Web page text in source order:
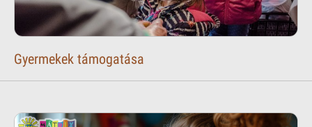
Gyermekek támogatása